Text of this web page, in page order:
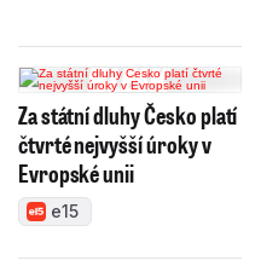
Za státní dluhy Česko platí
čtvrté nejvyšší úroky v
Evropské unii
e15